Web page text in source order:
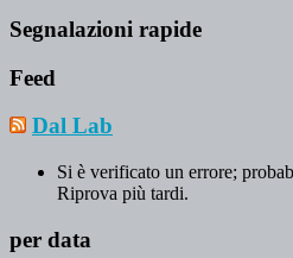
Segnalazioni rapide
Feed
Dal Lab
Si è verificato un errore;
Riprova più tardi.
per data